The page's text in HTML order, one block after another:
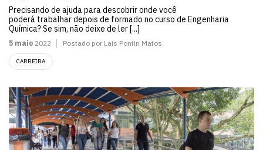
Precisando de ajuda para descobrir onde você
poderá trabalhar depois de formado no curso de Engenharia
Química? Se sim, não deixe de ler [...]
5 maio 2022 Postado por Lais Pontin Matos
CARREIRA